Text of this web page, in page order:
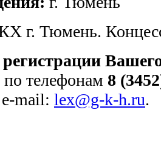
г. Тюмень.
по телефонам 8
mail: lex@g-k-h.ru.